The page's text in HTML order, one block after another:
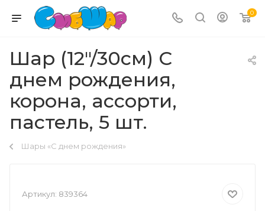
0
Шар (12"/30см) С
днем рождения,
корона, ассорти,
пастель, 5 шт.
Шары «С днем рождения»
Артикул: 839364